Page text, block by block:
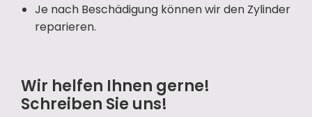
Je nach Beschädigung können wir den Zylinder
reparieren.
Wir helfen Ihnen gerne!
Schreiben Sie uns!